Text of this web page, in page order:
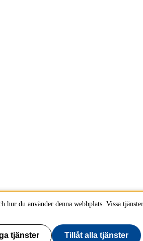
hur du använder denna webbplats. Vissa
tjänster Tillåt alla tjänster